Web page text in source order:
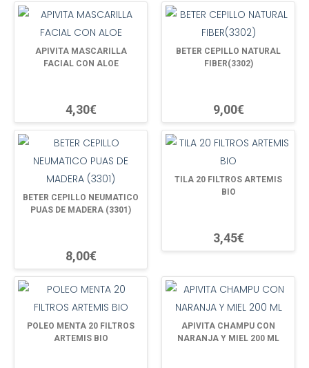
APIVITA MASCARILLA
FACIAL CON ALOE
4,30€
BETER CEPILLO NATURAL
FIBER(3302)
9,00€
BETER CEPILLO NEUMATICO
PUAS DE MADERA (3301)
8,00€
TILA 20 FILTROS ARTEMIS
BIO
3,45€
POLEO MENTA 20 FILTROS
ARTEMIS BIO
APIVITA CHAMPU CON
NARANJA Y MIEL 200 ML